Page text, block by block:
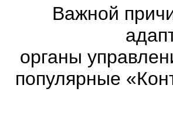
Важной
органы
популярные